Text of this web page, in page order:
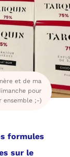
et de ma
pour
ensemble ;-)
formules
sur le